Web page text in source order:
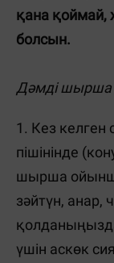
қана қоймай,
болсын.
Дәмді шырша
1. Кез
пішінінде
шырша
зәйтүн, анар,
үшін аскөк